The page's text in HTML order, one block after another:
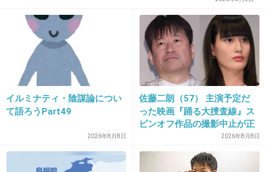
17. 匿名 2013/04/26(金) 03:50:39
ブログ、読みにいったけど今の時点でコメント
数4300件ってすごいw
ツアーまであと１週間｜ゴールデンボンバ
ー 樽美酒研二オフィシャルブログ「オバマ
ダルビッシュケンジのゴールデンボンバー 樽美酒研二オフィシャルブログ
「オバマブログ」Powered by Amebaの記事、ツアーまであと１週間です。
イルミナティ・陰謀論につい
て語ろうPart49
2026年8月8日
佐藤二朗（57） 主演予定だ
った映画『踊る大捜査線』ス
ピンオフ作品の撮影中止が正
2026年8月8日